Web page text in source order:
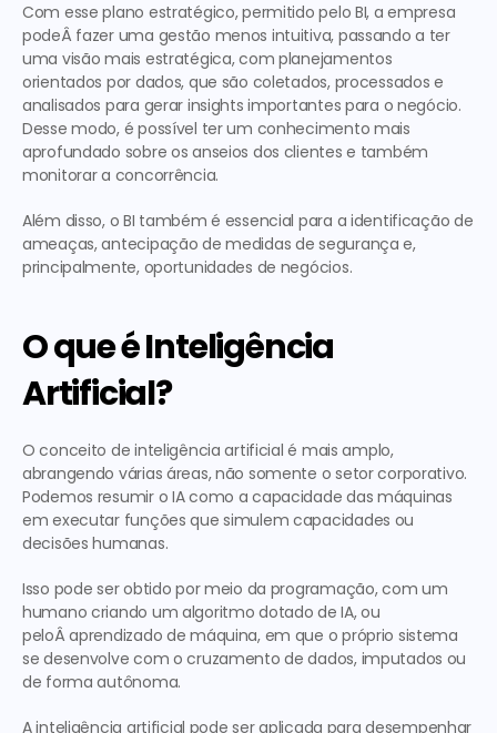
Com esse plano estratégico, permitido pelo BI, a empresa
podeÂ fazer uma gestão menos intuitiva, passando a ter
uma visão mais estratégica, com planejamentos
orientados por dados, que são coletados, processados e
analisados para gerar insights importantes para o negócio.
Desse modo, é possível ter um conhecimento mais
aprofundado sobre os anseios dos clientes e também
monitorar a concorrência.
Além disso, o BI também é essencial para a identificação de
ameaças, antecipação de medidas de segurança e,
principalmente, oportunidades de negócios.
O que é Inteligência
Artificial?
O conceito de inteligência artificial é mais amplo,
abrangendo várias áreas, não somente o setor corporativo.
Podemos resumir o IA como a capacidade das máquinas
em executar funções que simulem capacidades ou
decisões humanas.
Isso pode ser obtido por meio da programação, com um
humano criando um algoritmo dotado de IA, ou
peloÂ aprendizado de máquina, em que o próprio sistema
se desenvolve com o cruzamento de dados, imputados ou
de forma autônoma.
A inteligência artificial pode ser aplicada para desempenhar